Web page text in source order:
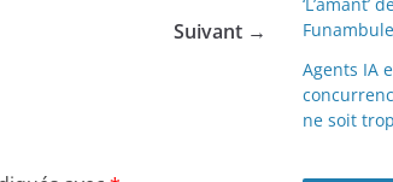
Suivant →
Agents IA
ne soit